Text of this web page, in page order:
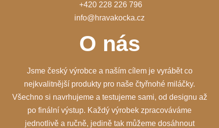
+420 228 226 796
info@hravakocka.cz
O nás
Jsme český výrobce a naším cílem je vyrábět co
nejkvalitnější produkty pro naše čtyřnohé miláčky.
Všechno si navrhujeme a testujeme sami, od designu až
po finální výstup. Každý výrobek zpracováváme
jednotlivě a ručně, jedině tak můžeme dosáhnout